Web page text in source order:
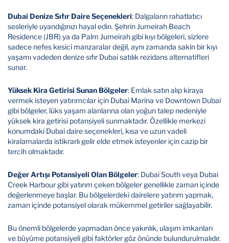
Dubai Denize Sıfır Daire Seçenekleri: Dalgaların rahatlatıcı
sesleriyle uyandığınızı hayal edin. Şehrin Jumeirah Beach
Residence (JBR) ya da Palm Jumeirah gibi kıyı bölgeleri, sizlere
sadece nefes kesici manzaralar değil, aynı zamanda sakin bir kıyı
yaşamı vadeden denize sıfır Dubai satılık rezidans alternatifleri
sunar.
Yüksek Kira Getirisi Sunan Bölgeler: Emlak satın alıp kiraya
vermek isteyen yatırımcılar için Dubai Marina ve Downtown Dubai
gibi bölgeler, lüks yaşam alanlarına olan yoğun talep nedeniyle
yüksek kira getirisi potansiyeli sunmaktadır. Özellikle merkezi
konumdaki Dubai daire seçenekleri, kısa ve uzun vadeli
kiralamalarda istikrarlı gelir elde etmek isteyenler için cazip bir
tercih olmaktadır.
Değer Artışı Potansiyeli Olan Bölgeler: Dubai South veya Dubai
Creek Harbour gibi yatırım çeken bölgeler genellikle zaman içinde
değerlenmeye başlar. Bu bölgelerdeki dairelere yatırım yapmak,
zaman içinde potansiyel olarak mükemmel getiriler sağlayabilir.
Bu önemli bölgelerde yapmadan önce yakınlık, ulaşım imkanları
ve büyüme potansiyeli gibi faktörler göz önünde bulundurulmalıdır.